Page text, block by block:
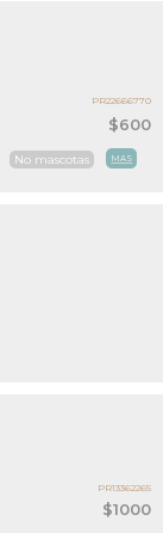
$600
No mascotas MAS
PR22666770
$1000
PR13362265